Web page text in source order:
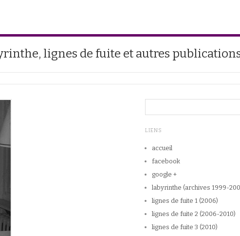
lignes de fuite et autres
LIENS
accueil
facebook
google +
labyrinthe (archives 1999-
lignes de fuite 1 (2006)
lignes de fuite 2 (2006-2010)
lignes de fuite 3 (2010)